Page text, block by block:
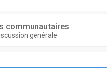
communautaires
générale